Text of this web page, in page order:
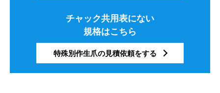
チャック共用表にない
規格はこちら
特殊別作生爪の見積依頼をする